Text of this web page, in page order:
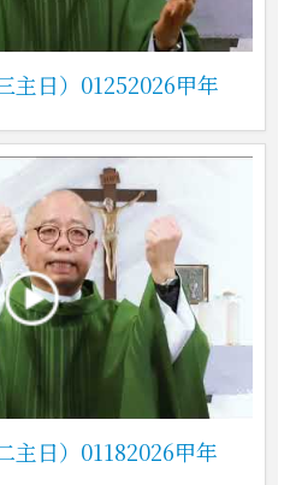
主日）01252026甲年
主日）01182026甲年